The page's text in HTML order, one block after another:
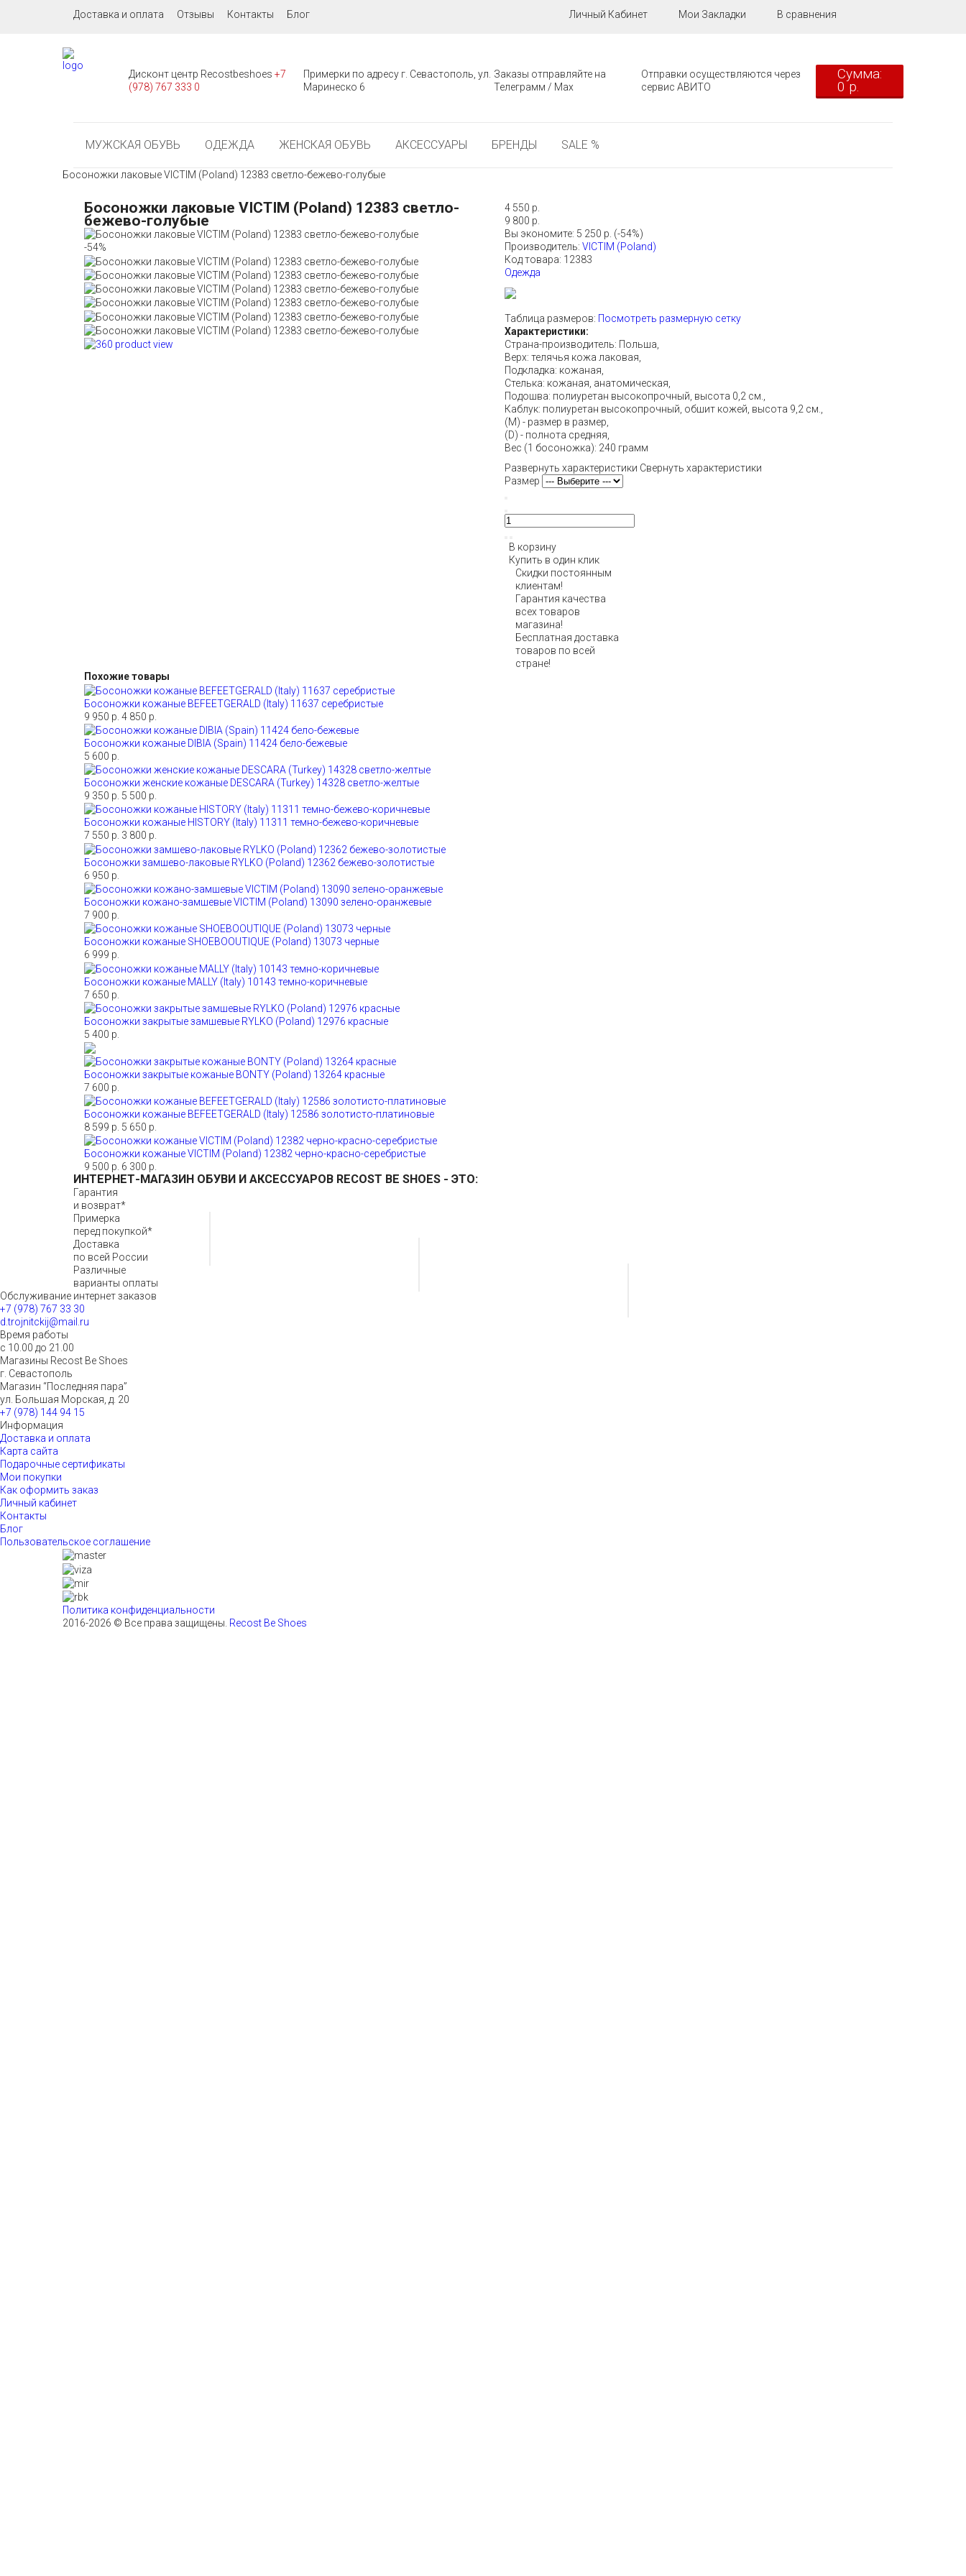
Доставка и оплата Отзывы Контакты Блог Личный Кабинет Мои Закладки В сравнения
Дисконт центр Recostbeshoes+7
(978) 767 333 0
Примерки по адресу г. Севастополь, ул.
Маринеско 6
Заказы отправляйте на
Телеграмм / Мах
Отправки осуществляются через
сервис АВИТО
Сумма:
0 р.
МУЖСКАЯ ОБУВЬ ОДЕЖДА ЖЕНСКАЯ ОБУВЬ АКСЕССУАРЫ БРЕНДЫ SALE %
Босоножки лаковые VICTIM (Poland) 12383 светло-бежево-голубые
Босоножки лаковые VICTIM (Poland) 12383 светло-
бежево-голубые
-54%
4 550 р.
9 800 р.
Вы экономите: 5 250 р. (-54%)
Производитель: VICTIM (Poland)
Код товара: 12383
Одежда
Таблица размеров: Посмотреть размерную сетку
Характеристики:
Страна-производитель: Польша,
Верх: телячья кожа лаковая,
Подкладка: кожаная,
Стелька: кожаная, анатомическая,
Подошва: полиуретан высокопрочный, высота 0,2 см.,
Каблук: полиуретан высокопрочный, обшит кожей, высота 9,2 см.,
(М) - размер в размер,
(D) - полнота средняя,
Вес (1 босоножка): 240 грамм
Развернуть характеристики Свернуть характеристики
Размер
В корзину
Купить в один клик
Скидки постоянным
клиентам!
Гарантия качества
всех товаров
магазина!
Бесплатная доставка
товаров по всей
стране!
Похожие товары
Босоножки кожаные BEFEETGERALD (Italy) 11637 серебристые
9 950 р. 4 850 р.
Босоножки кожаные DIBIA (Spain) 11424 бело-бежевые
5 600 р.
Босоножки женские кожаные DESCARA (Turkey) 14328 светло-желтые
9 350 р. 5 500 р.
Босоножки кожаные HISTORY (Italy) 11311 темно-бежево-коричневые
7 550 р. 3 800 р.
Босоножки замшево-лаковые RYLKO (Poland) 12362 бежево-золотистые
6 950 р.
Босоножки кожано-замшевые VICTIM (Poland) 13090 зелено-оранжевые
7 900 р.
Босоножки кожаные SHOEBOOUTIQUE (Poland) 13073 черные
6 999 р.
Босоножки кожаные MALLY (Italy) 10143 темно-коричневые
7 650 р.
Босоножки закрытые замшевые RYLKO (Poland) 12976 красные
5 400 р.
Босоножки закрытые кожаные BONTY (Poland) 13264 красные
7 600 р.
Босоножки кожаные BEFEETGERALD (Italy) 12586 золотисто-платиновые
8 599 р. 5 650 р.
Босоножки кожаные VICTIM (Poland) 12382 черно-красно-серебристые
9 500 р. 6 300 р.
ИНТЕРНЕТ-МАГАЗИН ОБУВИ И АКСЕССУАРОВ RECOST BE SHOES - ЭТО:
Гарантия
и возврат*
Примерка
перед покупкой*
Доставка
по всей России
Различные
варианты оплаты
Обслуживание интернет заказов
+7 (978) 767 33 30
d.trojnitckij@mail.ru
Время работы
с 10.00 до 21.00
Магазины Recost Be Shoes
г. Севастополь
Магазин “Последняя пара”
ул. Большая Морская, д. 20
+7 (978) 144 94 15
Информация
Доставка и оплата
Карта сайта
Подарочные сертификаты
Мои покупки
Как оформить заказ
Личный кабинет
Контакты
Блог
Пользовательское соглашение
Политика конфиденциальности
2016-2026 © Все права защищены. Recost Be Shoes